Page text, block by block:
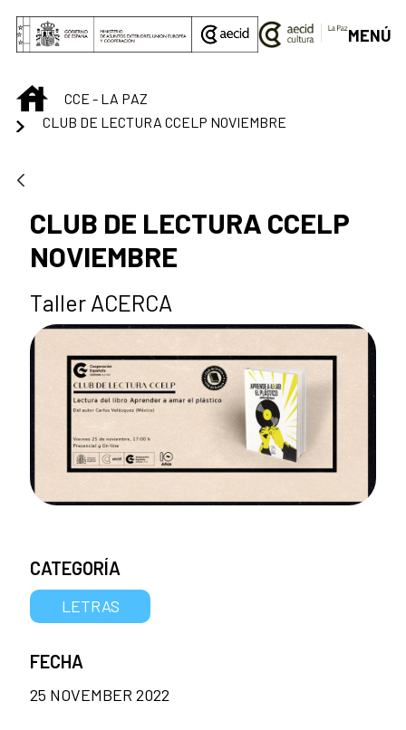
Skip to Main Content
MENÚ
INICIOCCE - LA PAZ
CLUB DE LECTURA CCELP NOVIEMBRE
CLUB DE LECTURA CCELP
NOVIEMBRE
Taller ACERCA
CATEGORÍA
LETRAS
FECHA
25 NOVEMBER 2022